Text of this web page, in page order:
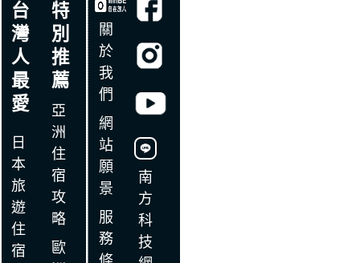
台
灣
人
最
愛
日
本
旅
遊
住
宿
特
別
推
薦
亞
洲
住
宿
攻
略
歐
關
於
我
們
網
站
願
景
服
務
南
方
科
技